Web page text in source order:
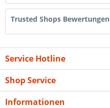
Trusted Shops Bewertungen
Service Hotline
Shop Service
Informationen